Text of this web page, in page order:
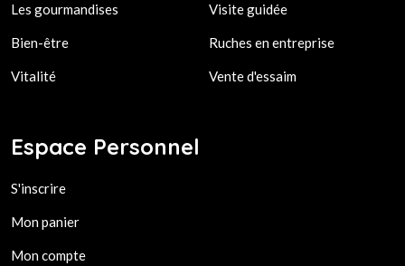
Les gourmandises
Bien-être
Vitalité
Visite guidée
Ruches en entreprise
Vente d'essaim
Espace Personnel
S'inscrire
Mon panier
Mon compte